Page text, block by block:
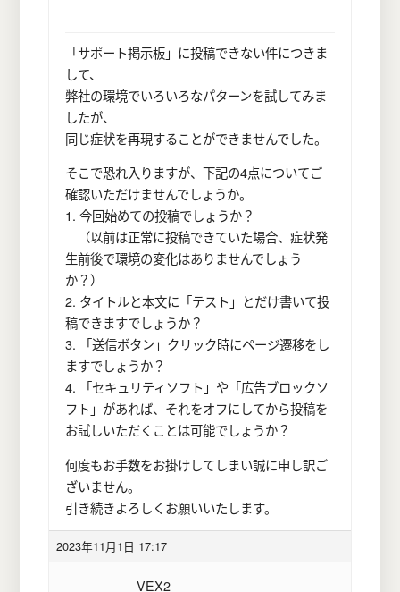
「サポート掲示板」に投稿できない件につきま
して、
弊社の環境でいろいろなパターンを試してみま
したが、
同じ症状を再現することができませんでした。
そこで恐れ入りますが、下記の4点についてご
確認いただけませんでしょうか。
1. 今回始めての投稿でしょうか？
（以前は正常に投稿できていた場合、症状発
生前後で環境の変化はありませんでしょう
か？）
2. タイトルと本文に「テスト」とだけ書いて投
稿できますでしょうか？
3. 「送信ボタン」クリック時にページ遷移をし
ますでしょうか？
4. 「セキュリティソフト」や「広告ブロックソ
フト」があれば、それをオフにしてから投稿を
お試しいただくことは可能でしょうか？
何度もお手数をお掛けしてしまい誠に申し訳ご
ざいません。
引き続きよろしくお願いいたします。
2023年11月1日 17:17
VEX2